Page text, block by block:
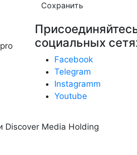
Сохранить
социальных
Facebook
Telegram
Instagramm
Youtube
Discover Media Holding